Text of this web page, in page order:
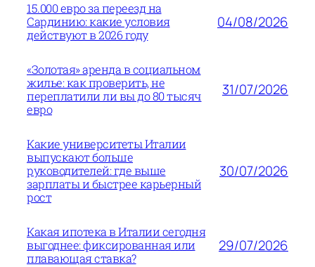
15.000 евро за переезд на
Сардинию: какие условия
действуют в 2026 году
04/08/2026
«Золотая» аренда в социальном
жилье: как проверить, не
переплатили ли вы до 80 тысяч
евро
31/07/2026
Какие университеты Италии
выпускают больше
руководителей: где выше
зарплаты и быстрее карьерный
рост
30/07/2026
Какая ипотека в Италии сегодня
выгоднее: фиксированная или
плавающая ставка?
29/07/2026